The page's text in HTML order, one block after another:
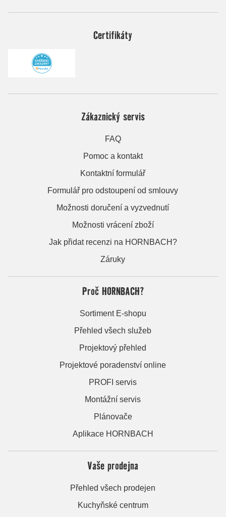
Certifikáty
Zákaznický servis
FAQ
Pomoc a kontakt
Kontaktní formulář
Formulář pro odstoupení od smlouvy
Možnosti doručení a vyzvednutí
Možnosti vrácení zboží
Jak přidat recenzi na HORNBACH?
Záruky
Proč HORNBACH?
Sortiment E-shopu
Přehled všech služeb
Projektový přehled
Projektové poradenství online
PROFI servis
Montážní servis
Plánovače
Aplikace HORNBACH
Vaše prodejna
Přehled všech prodejen
Kuchyňské centrum